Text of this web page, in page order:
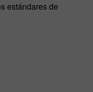
estándares de